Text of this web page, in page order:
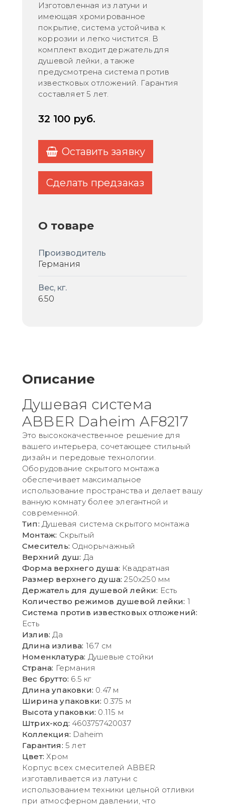
Изготовленная из латуни и
имеющая хромированное
покрытие, система устойчива к
коррозии и легко чистится. В
комплект входит держатель для
душевой лейки, а также
предусмотрена система против
известковых отложений. Гарантия
составляет 5 лет.
32 100 руб.
Оставить заявку
Сделать предзаказ
О товаре
Производитель
Германия
Вес, кг.
6.50
Описание
Душевая система
ABBER Daheim AF8217
Это высококачественное решение для
вашего интерьера, сочетающее стильный
дизайн и передовые технологии.
Оборудование скрытого монтажа
обеспечивает максимальное
использование пространства и делает вашу
ванную комнату более элегантной и
современной.
Тип: Душевая система скрытого монтажа
Монтаж: Скрытый
Смеситель: Однорычажный
Верхний душ: Да
Форма верхнего душа: Квадратная
Размер верхнего душа: 250х250 мм
Держатель для душевой лейки: Есть
Количество режимов душевой лейки: 1
Система против известковых отложений:
Есть
Излив: Да
Длина излива: 16.7 см
Номенклатура: Душевые стойки
Страна: Германия
Вес брутто: 6.5 кг
Длина упаковки: 0.47 м
Ширина упаковки: 0.375 м
Высота упаковки: 0.115 м
Штрих-код: 4603757420037
Коллекция: Daheim
Гарантия: 5 лет
Цвет: Хром
Корпус всех смесителей ABBER
изготавливается из латуни с
использованием техники цельной отливки
при атмосферном давлении, что